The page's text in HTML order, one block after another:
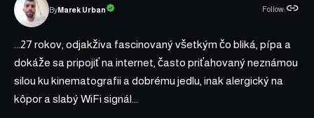
ByMarek Urban Follow:
...27 rokov, odjakživa fascinovaný všetkým čo bliká, pípa a
dokáže sa pripojiť na internet, často priťahovaný neznámou
silou ku kinematografii a dobrému jedlu, inak alergický na
kôpor a slabý WiFi signál...